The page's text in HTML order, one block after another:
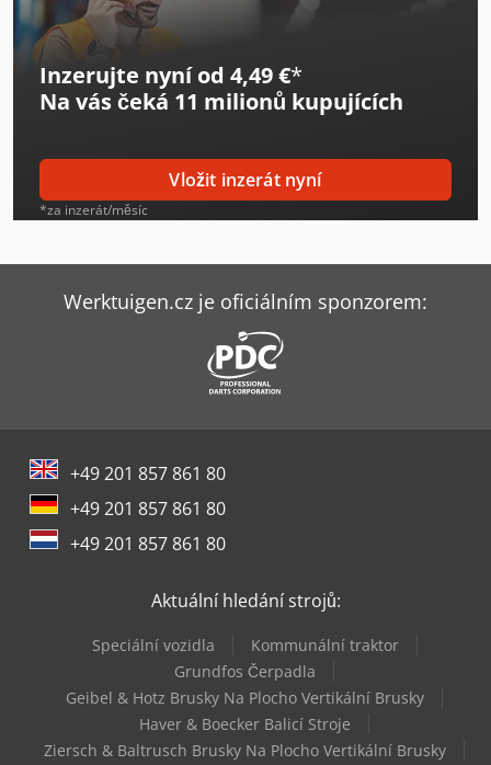
Fiat Sklápěč
Ford Cargo
Ford Tourneo Connect
Ford Transit Cassone
Ford Transit Kombi
Opel Vivaro L
Renault Trafic L
Vw Crafter 35
Vw T 3
Inzerujte nyní od 4,49 €*
Na vás čeká 11 milionů kupujících
Vložit inzerát nyní
*za inzerát/měsíc
Werktuigen.cz je oficiálním sponzorem:
+49 201 857 861 80
+49 201 857 861 80
+49 201 857 861 80
Aktuální hledání strojů:
Speciální vozidla
Kommunální traktor
Grundfos Čerpadla
Geibel & Hotz Brusky Na Plocho Vertikální Brusky
Haver & Boecker Balicí Stroje
Ziersch & Baltrusch Brusky Na Plocho Vertikální Brusky